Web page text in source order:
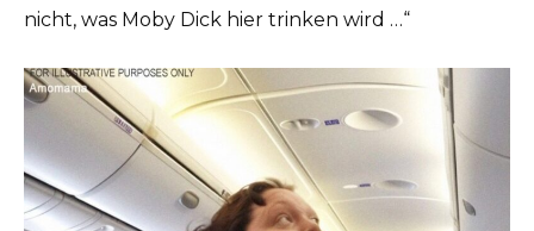
nicht, was Moby Dick hier trinken wird …“